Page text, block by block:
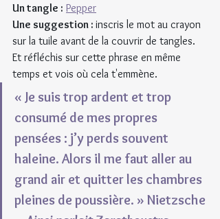
Un tangle : Pepper
Une suggestion : inscris le mot au crayon
sur la tuile avant de la couvrir de tangles.
Et réfléchis sur cette phrase en même
temps et vois où cela t'emmène.
« Je suis trop ardent et trop
consumé de mes propres
pensées : j’y perds souvent
haleine. Alors il me faut aller au
grand air et quitter les chambres
pleines de poussière. » Nietzsche